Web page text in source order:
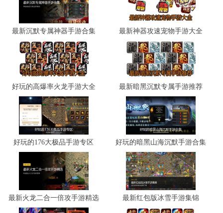
最新沉默专属神器手游合集 最新神器攻速宠物手游大全
好玩的高爆率火龙手游大全 最新暗黑沉默专属手游推荐
好玩的176大极品手游专区 好玩的暗黑山海沉默手游合集
最新火龙二合一倍攻手游精选 最新红包版冰雪手游集锦